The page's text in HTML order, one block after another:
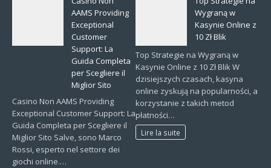
AAMS Providing
Exceptional
Customer
Support: La
Guida Completa
per Scegliere il
Miglior Sito
Casino Non AAMS Providing
Exceptional Customer Support: La
Guida Completa per Scegliere il
Miglior Sito Salve, sono Marco
Rossi, esperto nel settore dei
giochi online.…
Wygraną w
Kasynie Online z
10 Zł Blik
Top Strategie na Wygraną w
Kasynie Online z 10 Zł Blik W
dzisiejszych czasach, kasyna
online zyskują na popularności, a
korzystanie z takich metod
płatności…
Lire la suite